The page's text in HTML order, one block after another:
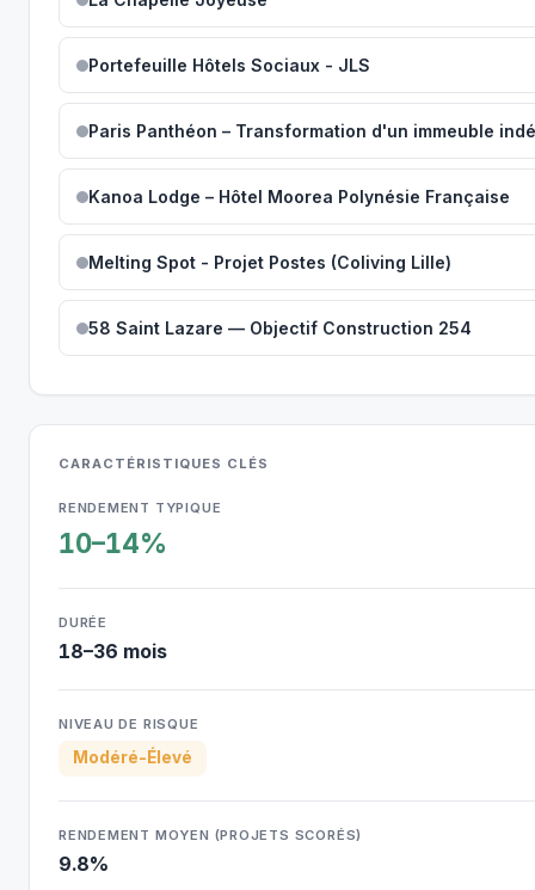
Portefeuille Hôtels Sociaux - JLS
Kanoa Lodge – Hôtel Moorea Polynésie Française
Melting Spot - Projet Postes (Coliving Lille)
58 Saint Lazare — Objectif Construction 254
CARACTÉRISTIQUES CLÉS
RENDEMENT TYPIQUE
10–14%
DURÉE
18–36 mois
NIVEAU DE RISQUE
Modéré-Élevé
RENDEMENT MOYEN (PROJETS SCORÉS)
9.8%